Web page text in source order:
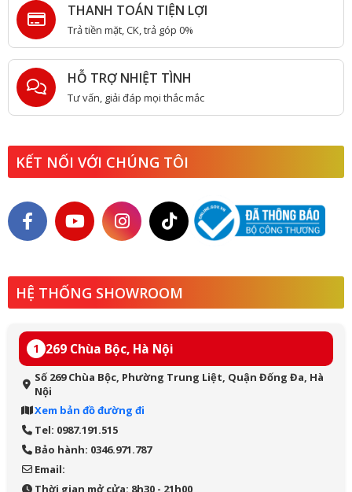
THANH TOÁN TIỆN LỢI
Trả tiền mặt, CK, trả góp 0%
HỖ TRỢ NHIỆT TÌNH
Tư vấn, giải đáp mọi thắc mắc
KẾT NỐI VỚI CHÚNG TÔI
HỆ THỐNG SHOWROOM
1 269 Chùa Bộc, Hà Nội
Số 269 Chùa Bộc, Phường Trung Liệt, Quận Đống Đa, Hà
Nội
Xem bản đồ đường đi
Tel: 0987.191.515
Bảo hành: 0346.971.787
Email:
Thời gian mở cửa: 8h30 - 21h00